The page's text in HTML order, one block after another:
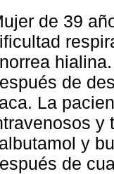
de 39
de
La
y
y
de